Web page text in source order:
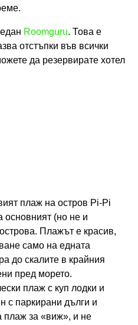
Roomguru. Това е
отстъпки във всички
да резервирате хотел
плаж на остров Pi-Pi
основният (но не и
Плажът е красив,
само на едната
до скалите в крайния
пред морето.
плаж с куп лодки и
с паркирани дълги и
плаж за «виж», и не